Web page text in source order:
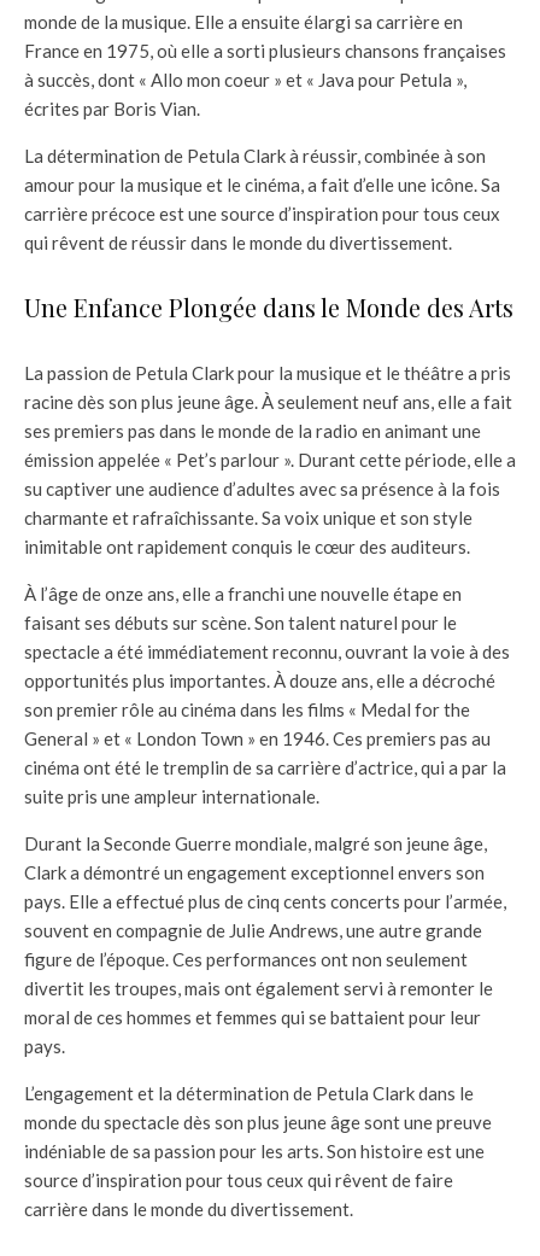
monde de la musique. Elle a ensuite élargi sa carrière en
France en 1975, où elle a sorti plusieurs chansons françaises
à succès, dont « Allo mon coeur » et « Java pour Petula »,
écrites par Boris Vian.
La détermination de Petula Clark à réussir, combinée à son
amour pour la musique et le cinéma, a fait d’elle une icône. Sa
carrière précoce est une source d’inspiration pour tous ceux
qui rêvent de réussir dans le monde du divertissement.
Une Enfance Plongée dans le Monde des Arts
La passion de Petula Clark pour la musique et le théâtre a pris
racine dès son plus jeune âge. À seulement neuf ans, elle a fait
ses premiers pas dans le monde de la radio en animant une
émission appelée « Pet’s parlour ». Durant cette période, elle a
su captiver une audience d’adultes avec sa présence à la fois
charmante et rafraîchissante. Sa voix unique et son style
inimitable ont rapidement conquis le cœur des auditeurs.
À l’âge de onze ans, elle a franchi une nouvelle étape en
faisant ses débuts sur scène. Son talent naturel pour le
spectacle a été immédiatement reconnu, ouvrant la voie à des
opportunités plus importantes. À douze ans, elle a décroché
son premier rôle au cinéma dans les films « Medal for the
General » et « London Town » en 1946. Ces premiers pas au
cinéma ont été le tremplin de sa carrière d’actrice, qui a par la
suite pris une ampleur internationale.
Durant la Seconde Guerre mondiale, malgré son jeune âge,
Clark a démontré un engagement exceptionnel envers son
pays. Elle a effectué plus de cinq cents concerts pour l’armée,
souvent en compagnie de Julie Andrews, une autre grande
figure de l’époque. Ces performances ont non seulement
divertit les troupes, mais ont également servi à remonter le
moral de ces hommes et femmes qui se battaient pour leur
pays.
L’engagement et la détermination de Petula Clark dans le
monde du spectacle dès son plus jeune âge sont une preuve
indéniable de sa passion pour les arts. Son histoire est une
source d’inspiration pour tous ceux qui rêvent de faire
carrière dans le monde du divertissement.